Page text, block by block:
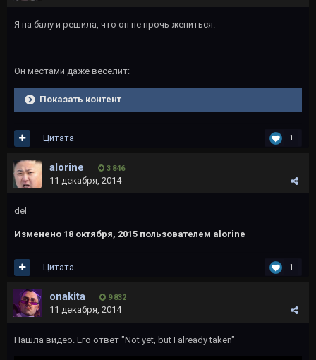
Я на балу и решила, что он не прочь жениться.
Он местами даже веселит:
Показать контент
1
Цитата
alorine 3 846
11 декабря, 2014
del
Изменено 18 октября, 2015 пользователем alorine
1
Цитата
onakita 9 832
11 декабря, 2014
Нашла видео. Его ответ "Not yet, but I already taken"